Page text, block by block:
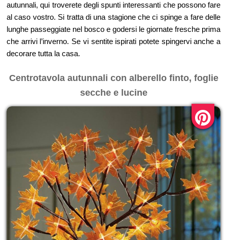
autunnali, qui troverete degli spunti interessanti che possono fare
al caso vostro. Si tratta di una stagione che ci spinge a fare delle
lunghe passeggiate nel bosco e godersi le giornate fresche prima
che arrivi l’inverno. Se vi sentite ispirati potete spingervi anche a
decorare tutta la casa.
Centrotavola autunnali con alberello finto, foglie
secche e lucine